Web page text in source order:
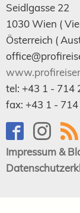
Seidlgasse 22
1030Wien (
Österreich (
tel: +43 1 - 714
fax: +43 1 -
Impressum &